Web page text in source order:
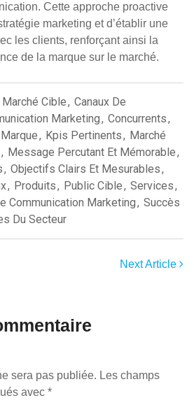
Cette approche proactive
marketing et d’établir une
les clients, renforçant ainsi la
de la marque sur le marché.
Cible, Canaux De
Marketing, Concurrents,
, Kpis Pertinents, Marché
, Message Percutant Et Mémorable,
, Objectifs Clairs Et Mesurables,
, Produits, Public Cible, Services,
Communication Marketing, Succès
Du Secteur
Next Article
sera pas publiée. Les champs
avec *